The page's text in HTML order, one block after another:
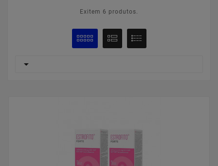
Exitem 6 produtos.
